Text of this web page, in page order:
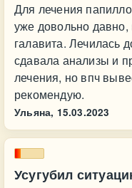
Для лечения
уже довольно
галавита. Лечилась
сдавала анализы и
лечения, но впч
рекомендую.
Ульяна, 15.03.2023
Усугубил